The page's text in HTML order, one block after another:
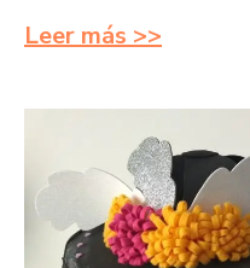
Leer más >>